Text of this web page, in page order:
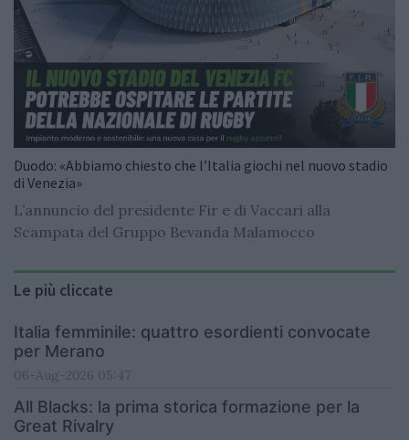
Duodo: «Abbiamo chiesto che l’Italia giochi nel nuovo stadio
di Venezia»
L’annuncio del presidente Fir e di Vaccari alla
Scampata del Gruppo Bevanda Malamocco
Le più cliccate
Italia femminile: quattro esordienti convocate
per Merano
06-Aug-2026 05:47
All Blacks: la prima storica formazione per la
Great Rivalry